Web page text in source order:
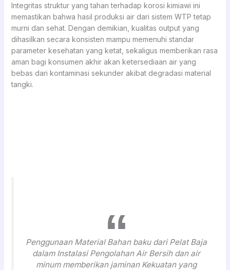
Integritas struktur yang tahan terhadap korosi kimiawi ini
memastikan bahwa hasil produksi air dari sistem WTP tetap
murni dan sehat. Dengan demikian, kualitas output yang
dihasilkan secara konsisten mampu memenuhi standar
parameter kesehatan yang ketat, sekaligus memberikan rasa
aman bagi konsumen akhir akan ketersediaan air yang
bebas dari kontaminasi sekunder akibat degradasi material
tangki.
Penggunaan Material Bahan baku dari Pelat Baja
dalam Instalasi Pengolahan Air Bersih dan air
minum memberikan jaminan Kekuatan yang